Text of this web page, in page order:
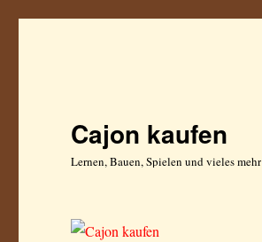
Cajon kaufen
Lernen, Bauen, Spielen und vieles mehr